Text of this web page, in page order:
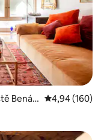
Benát
Průměrné
4,94 (160)